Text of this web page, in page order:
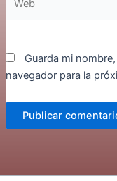
Guarda mi
navegador para la